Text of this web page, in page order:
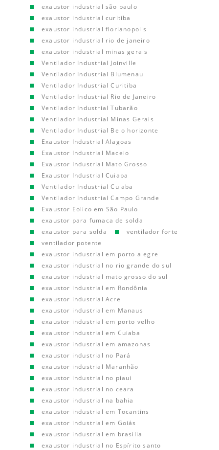
exaustor industrial são paulo
exaustor industrial curitiba
exaustor industrial florianopolis
exaustor industrial rio de janeiro
exaustor industrial minas gerais
Ventilador Industrial Joinville
Ventilador Industrial Blumenau
Ventilador Industrial Curitiba
Ventilador Industrial Rio de Janeiro
Ventilador Industrial Tubarão
Ventilador Industrial Minas Gerais
Ventilador Industrial Belo horizonte
Exaustor Industrial Alagoas
Exaustor Industrial Maceio
Exaustor Industrial Mato Grosso
Exaustor Industrial Cuiaba
Ventilador Industrial Cuiaba
Ventilador Industrial Campo Grande
Exaustor Eolico em São Paulo
exaustor para fumaca de solda
exaustor para solda
ventilador forte
ventilador potente
exaustor industrial em porto alegre
exaustor industrial no rio grande do sul
exaustor industrial mato grosso do sul
exaustor industrial em Rondônia
exaustor industrial Acre
exaustor industrial em Manaus
exaustor industrial em porto velho
exaustor industrial em Cuiaba
exaustor industrial em amazonas
exaustor industrial no Pará
exaustor industrial Maranhão
exaustor industrial no piaui
exaustor industrial no ceara
exaustor industrial na bahia
exaustor industrial em Tocantins
exaustor industrial em Goiás
exaustor industrial em brasilia
exaustor industrial no Espírito santo